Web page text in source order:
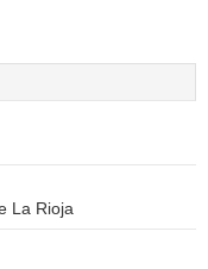
La Rioja